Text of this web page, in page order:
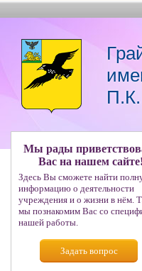
Мы рады
Вас на нашем сайте!
Здесь Вы сможете найти
информацию о деятельности
учреждения и о жизни в нём.
мы познакомим Вас со
нашей работы.
Задать вопрос